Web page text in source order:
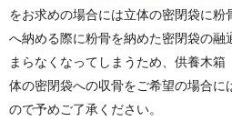
をお求めの場合には立体の密閉袋に
へ納める際に粉骨を納めた密閉袋の融
まらなくなってしまうため、供養木
体の密閉袋への収骨をご希望の場合に
ので予めご了承ください。